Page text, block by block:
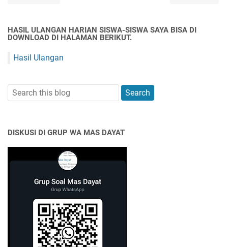
HASIL ULANGAN HARIAN SISWA-SISWA SAYA BISA DI
DOWNLOAD DI HALAMAN BERIKUT.
Hasil Ulangan
DISKUSI DI GRUP WA MAS DAYAT